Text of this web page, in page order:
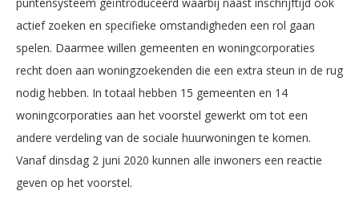
actief zoeken en specifieke omstandigheden een rol gaan
spelen. Daarmee willen gemeenten en woningcorporaties
recht doen aan woningzoekenden die een extra steun in de rug
nodig hebben. In totaal hebben 15 gemeenten en 14
woningcorporaties aan het voorstel gewerkt om tot een
andere verdeling van de sociale huurwoningen te komen.
Vanaf dinsdag 2 juni 2020 kunnen alle inwoners een reactie
geven op het voorstel.